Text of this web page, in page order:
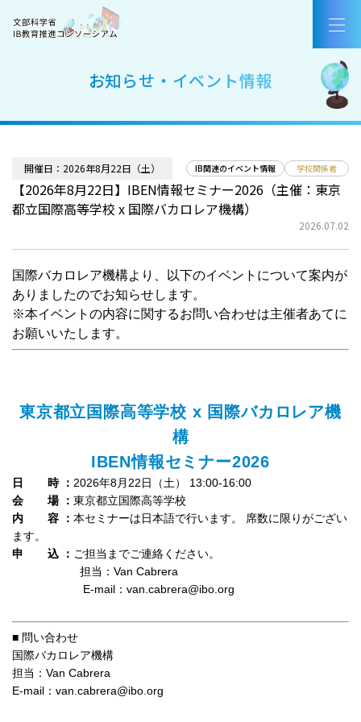
コンソーシアムについて
IBを活用した入試
お問合せ
AirCampus新規登録・ログイン
お知らせ・イベント情報
開催日：2026年8月22日（土） IB関連のイベント情報 学校関係者
【2026年8月22日】IBEN情報セミナー2026（主催：東京
都立国際高等学校 x 国際バカロレア機構）
2026.07.02
国際バカロレア機構より、以下のイベントについて案内が
ありましたのでお知らせします。
※本イベントの内容に関するお問い合わせは主催者あてに
お願いいたします。
東京都立国際高等学校 x 国際バカロレア機
構
IBEN情報セミナー2026
日 時 ： 2026年8月22日（土） 13:00-16:00
会 場 ： 東京都立国際高等学校
内 容 ： 本セミナーは日本語で行います。 席数に限りがござい
ます。
申 込 ： ご担当までご連絡ください。
担当：Van Cabrera
E-mail：van.cabrera@ibo.org
■ 問い合わせ
国際バカロレア機構
担当：Van Cabrera
E-mail：van.cabrera@ibo.org